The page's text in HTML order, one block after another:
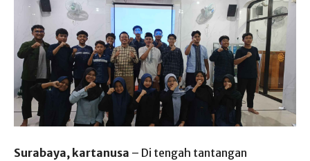
Surabaya, kartanusa – Di tengah tantangan